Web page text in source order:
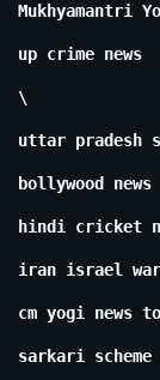
Mukhyamantri
up crime news
\
uttar pradesh
bollywood
hindi cricket
iran israel war
cm yogi news
sarkari scheme